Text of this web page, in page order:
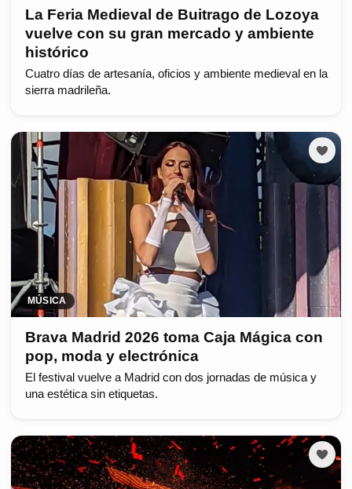
La Feria Medieval de Buitrago de Lozoya
vuelve con su gran mercado y ambiente
histórico
Cuatro días de artesanía, oficios y ambiente medieval en la
sierra madrileña.
MÚSICA
Brava Madrid 2026 toma Caja Mágica con
pop, moda y electrónica
El festival vuelve a Madrid con dos jornadas de música y
una estética sin etiquetas.